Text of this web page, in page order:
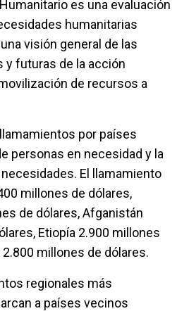
es una evaluación
humanitarias
visión general de las
y futuras de la acción
de recursos a
por países
personas en necesidad y la
El llamamiento
millones de dólares,
de dólares, Afganistán
Etiopía 2.900 millones
millones de dólares.
regionales más
a países vecinos